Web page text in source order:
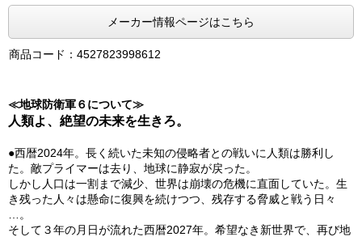
メーカー情報ページはこちら
商品コード：4527823998612
≪地球防衛軍６について≫
人類よ、絶望の未来を生きろ。
●西暦2024年。長く続いた未知の侵略者との戦いに人類は勝利し
た。敵プライマーは去り、地球に静寂が戻った。
しかし人口は一割まで減少、世界は崩壊の危機に直面していた。生
き残った人々は懸命に復興を続けつつ、残存する脅威と戦う日々
…。
そして３年の月日が流れた西暦2027年。希望なき新世界で、再び地